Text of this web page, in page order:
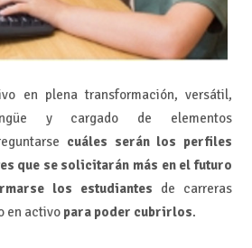
en plena transformación, versátil,
y cargado de elementos
cuáles serán los perfiles
que se solicitarán más en el futuro
los estudiantes de carreras
en activo para poder cubrirlos.